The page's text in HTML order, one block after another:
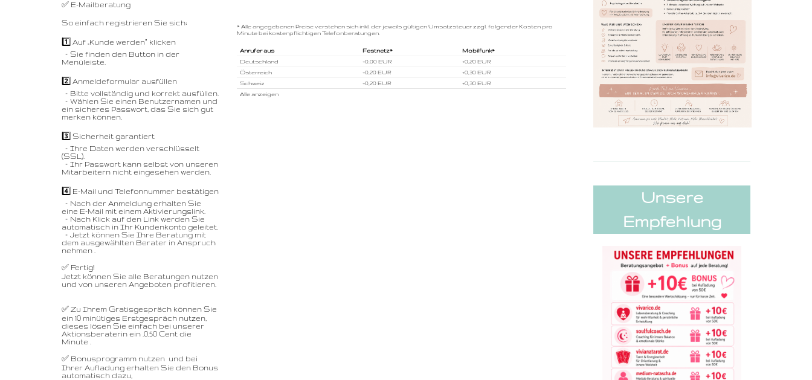
✅ E-Mailberatung
So einfach registrieren Sie sich:
1️⃣ Auf „Kunde werden“ klicken
– Sie finden den Button in der
Menüleiste.
2️⃣ Anmeldeformular ausfüllen
– Bitte vollständig und korrekt ausfüllen.
– Wählen Sie einen Benutzernamen und
ein sicheres Passwort, das Sie sich gut
merken können.
3️⃣ Sicherheit garantiert
– Ihre Daten werden verschlüsselt
(SSL).
– Ihr Passwort kann selbst von unseren
Mitarbeitern nicht eingesehen werden.
4️⃣ E-Mail und Telefonnummer bestätigen
– Nach der Anmeldung erhalten Sie
eine E-Mail mit einem Aktivierungslink.
– Nach Klick auf den Link werden Sie
automatisch in Ihr Kundenkonto geleitet.
– Jetzt können Sie Ihre Beratung mit
dem ausgewählten Berater in Anspruch
nehmen .
✅ Fertig!
Jetzt können Sie alle Beratungen nutzen
und von unseren Angeboten profitieren.
✅ Zu Ihrem Gratisgespräch können Sie
ein 10 minütiges Erstgespräch nutzen,
dieses lösen Sie einfach bei unserer
Aktionsberaterin ein .0,50 Cent die
Minute .
✅ Bonusprogramm nutzen und bei
Ihrer Aufladung erhalten Sie den Bonus
automatisch dazu,
* Alle angegebenen Preise verstehen sich inkl. der jeweils gültigen Umsatzsteuer zzgl. folgender Kosten pro
Minute bei kostenpflichtigen Telefonberatungen.
Anrufer aus Festnetz*
Mobilfunk*
Deutschland
+0,00 EUR
+0,20 EUR
Österreich
+0,20 EUR
+0,30 EUR
Schweiz
+0,20 EUR
+0,30 EUR
Alle anzeigen
Unsere
Empfehlung